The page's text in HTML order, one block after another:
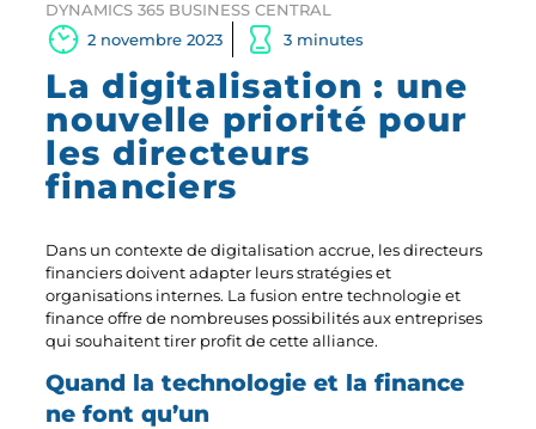
DYNAMICS 365 BUSINESS CENTRAL
2 novembre 2023
3 minutes
La digitalisation : une
nouvelle priorité pour
les directeurs
financiers
Dans un contexte de digitalisation accrue, les directeurs
financiers doivent adapter leurs stratégies et
organisations internes. La fusion entre technologie et
finance offre de nombreuses possibilités aux entreprises
qui souhaitent tirer profit de cette alliance.
Quand la technologie et la finance
ne font qu’un